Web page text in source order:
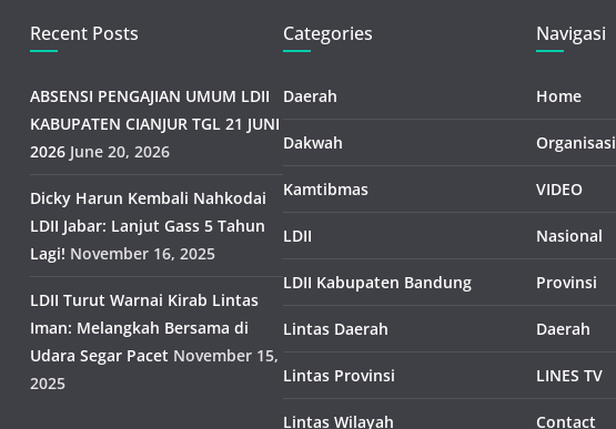
Recent Posts
ABSENSI PENGAJIAN UMUM LDII
KABUPATEN CIANJUR TGL 21 JUNI
2026 June 20, 2026
Dicky Harun Kembali Nahkodai
LDII Jabar: Lanjut Gass 5 Tahun
Lagi! November 16, 2025
LDII Turut Warnai Kirab Lintas
Iman: Melangkah Bersama di
Udara Segar Pacet November 15,
2025
Categories
Daerah
Dakwah
Kamtibmas
LDII
LDII Kabupaten Bandung
Lintas Daerah
Lintas Provinsi
Lintas Wilayah
Navigasi
Home
Organisasi
VIDEO
Nasional
Provinsi
Daerah
LINES TV
Contact